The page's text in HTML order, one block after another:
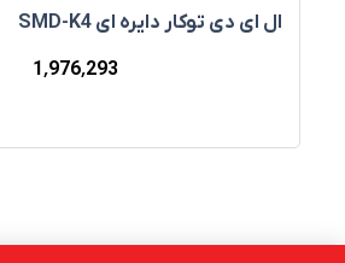
ال ای دی توکار دایره ای SMD-K4
1٬976٬293